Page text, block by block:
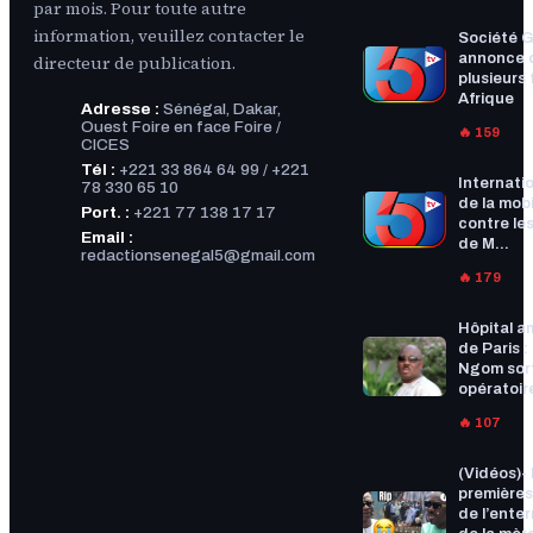
par mois. Pour toute autre
information, veuillez contacter le
directeur de publication.
Adresse : Sénégal, Dakar,
Ouest Foire en face Foire /
CICES
Tél : +221 33 864 64 99 / +221
78 330 65 10
Port. : +221 77 138 17 17
Email :
redactionsenegal5@gmail.com
Société
annonce
plusieurs
Afrique
🔥 159
de la
contre
de M...
🔥 179
Hôpital
de Paris :
Ngom
🔥 107
(Vidéos)-
de